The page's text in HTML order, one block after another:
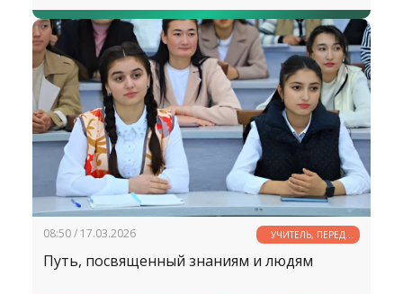
08:50 / 17.03.2026
УЧИТЕЛЬ, ПЕРЕД
ИМЕНЕМ ТВОИМ...
Путь, посвященный знаниям и людям